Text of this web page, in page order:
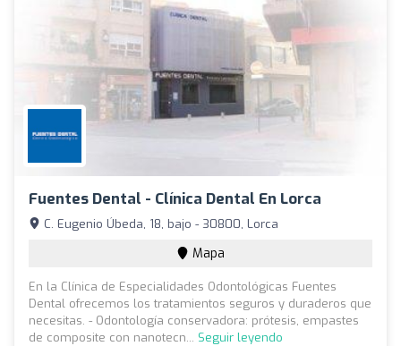
Fuentes Dental - Clínica Dental En Lorca
C. Eugenio Úbeda, 18, bajo - 30800, Lorca
Mapa
En la Clínica de Especialidades Odontológicas Fuentes
Dental ofrecemos los tratamientos seguros y duraderos que
necesitas. - Odontología conservadora: prótesis, empastes
de composite con nanotecn... Seguir leyendo